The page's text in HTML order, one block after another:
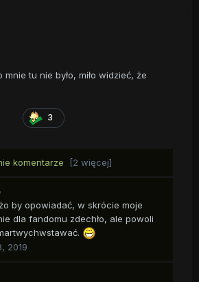
mnie tu nie było, miło widzieć, że
3
komentarze [2 więcej]
by opowiadać, w skrócie moje
dla fandomu zdechło, ale powoli
2019